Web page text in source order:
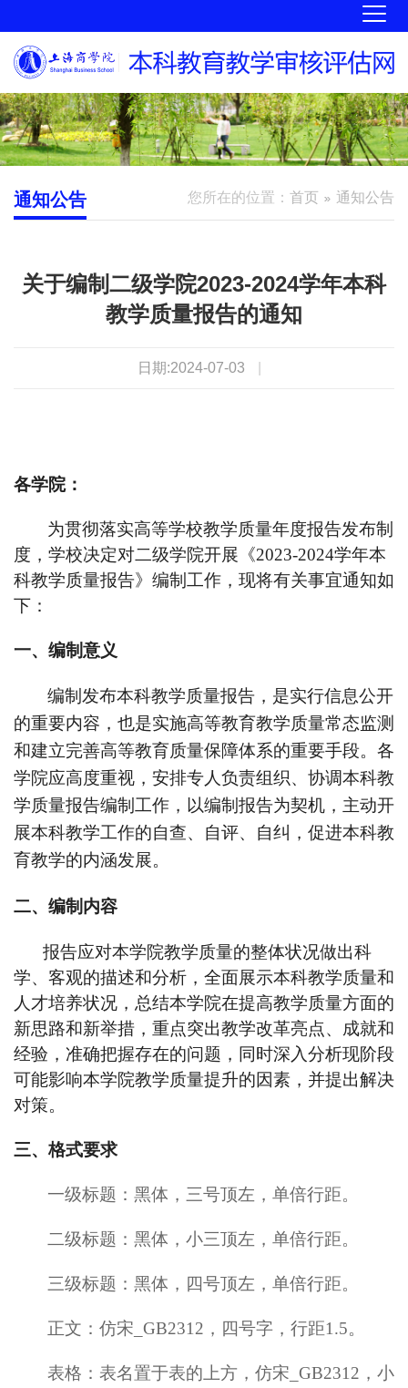
您所在的位置： 首页 通知公告
通知公告
关于编制二级学院2023-2024学年本科
教学质量报告的通知
日期:2024-07-03
各学院：
为贯彻落实高等学校教学质量年度报告发布制
度，学校决定对二级学院开展《2023-2024学年本
科教学质量报告》编制工作，现将有关事宜通知如
下：
一、编制意义
编制发布本科教学质量报告，是实行信息公开
的重要内容，也是实施高等教育教学质量常态监测
和建立完善高等教育质量保障体系的重要手段。各
学院应高度重视，安排专人负责组织、协调本科教
学质量报告编制工作，以编制报告为契机，主动开
展本科教学工作的自查、自评、自纠，促进本科教
育教学的内涵发展。
二、编制内容
报告应对本学院教学质量的整体状况做出科
学、客观的描述和分析，全面展示本科教学质量和
人才培养状况，总结本学院在提高教学质量方面的
新思路和新举措，重点突出教学改革亮点、成就和
经验，准确把握存在的问题，同时深入分析现阶段
可能影响本学院教学质量提升的因素，并提出解决
对策。
三、格式要求
一级标题：黑体，三号顶左，单倍行距。
二级标题：黑体，小三顶左，单倍行距。
三级标题：黑体，四号顶左，单倍行距。
正文：仿宋_GB2312，四号字，行距1.5。
表格：表名置于表的上方，仿宋_GB2312，小